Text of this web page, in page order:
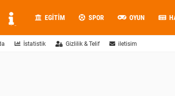
EGITIM SPOR OYUN
İstatistik Gizlilik & Telif iletisim